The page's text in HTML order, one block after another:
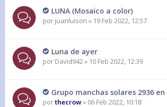
LUNA (Mosaico a color)
por juanluison » 19 Feb 2022, 12:57
Luna de ayer
por David942» 10 Feb 2022, 12:39
Grupo manchas solares 2936
porthecrow» 06 Feb 2022, 10:18